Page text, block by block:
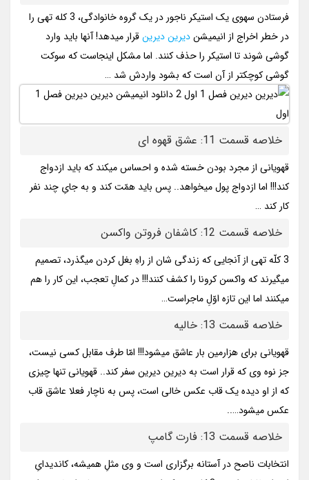
فرستادن سهوی یک استیکر ناجور در یک گروه خانوادگی، 3 کله تهی را
در خطر اخراج از انیمیشندیرین دیرینقرار میدهد! آنها باید وارد
گوشی شوند تا استیکر را حذف کنند. اما مشکل اینجاست که سوکت
گوشی کوچکتر از آن است که بشود واردش شد …
خلاصه قسمت 11: عشق قهوه ای
قهویانی از مجرد بودن خسته شده و احساس میکند که باید ازدواج
کند!!! اما ازدواج پول میخواهد.. پس باید همّت کند و به جایِ چند نفر
کار کند …
خلاصه قسمت 12: کاشفان فروتن واکسن
3 کلّه تهی از آنجایی که زندگی شان از راهِ بغل کردن میگذرد، تصمیم
میگیرند که واکسن کرونا را کشف کنند!!! در کمالِ تعجب، این کار را هم
میکنند اما این تازه اوّلِ ماجراست…
خلاصه قسمت 13: خالیه
قهویانی برای هزارمین بار عاشق میشود!!! امّا طرف مقابل کسی نیست،
جز نوه وی که قرار است به دیرین دیرین سفر کند.. قهویانی تنها چیزی
که از او دیده یک قاب عکس خالی است، پس به ناچار فعلا عاشق قاب
عکس میشود…..
خلاصه قسمت 13: فارت گامپ
انتخابات ناصح در آستانه برگزاری است و وی مثلِ همیشه، کاندیدایِ